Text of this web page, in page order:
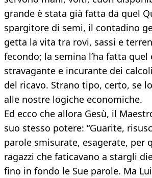
grande è stata già fatta da quel
spargitore di semi, il contadino
getta la vita tra rovi, sassi e
fecondo; la semina l’ha fatta
stravagante e incurante dei
del ricavo. Strano tipo, certo, se
alle nostre logiche economiche.
Ed ecco che allora Gesù, il
suo stesso potere: “Guarite,
parole smisurate, esagerate, per
ragazzi che faticavano a stargli
fino in fondo le Sue parole. Ma